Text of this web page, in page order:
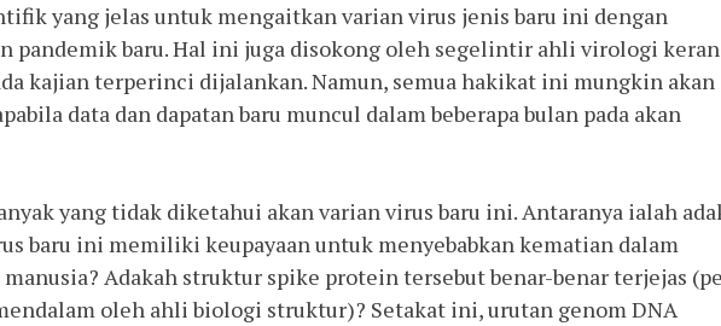
yang jelas untuk mengaitkan varian virus jenis baru ini dengan
pandemik baru. Hal ini juga disokong oleh segelintir ahli virologi
kajian terperinci dijalankan. Namun, semua hakikat ini mungkin akan
data dan dapatan baru muncul dalam beberapa bulan pada akan
yang tidak diketahui akan varian virus baru ini. Antaranya ialah
baru ini memiliki keupayaan untuk menyebabkan kematian dalam
Adakah struktur spike protein tersebut benar-benar terjejas
oleh ahli biologi struktur)? Setakat ini, urutan genom DNA